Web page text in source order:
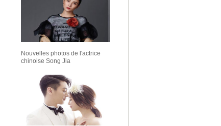
Nouvelles photos de l'actrice
chinoise Song Jia